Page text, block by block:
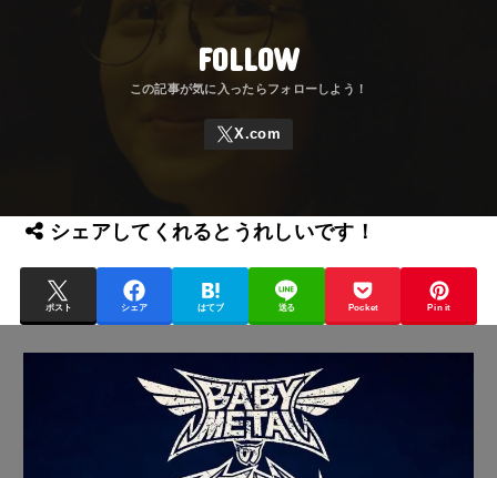
FOLLOW
シェアしてくれるとうれしいです！
ポスト シェア はてブ 送る Pocket Pin it